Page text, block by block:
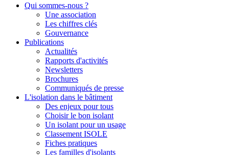
Qui sommes-nous ?
Une association
Les chiffres clés
Gouvernance
Publications
Actualités
Rapports d'activités
Newsletters
Brochures
Communiqués de presse
L'isolation dans le bâtiment
Des enjeux pour tous
Choisir le bon isolant
Un isolant pour un usage
Classement ISOLE
Fiches pratiques
Les familles d'isolants